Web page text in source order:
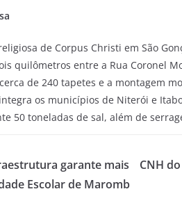
de Corpus Christi em São
quilômetros entre a Rua Coronel
de 240 tapetes e a montagem
os municípios de Niterói e
50 toneladas de sal, além de
garante mais
Escolar de Maromb
CNH